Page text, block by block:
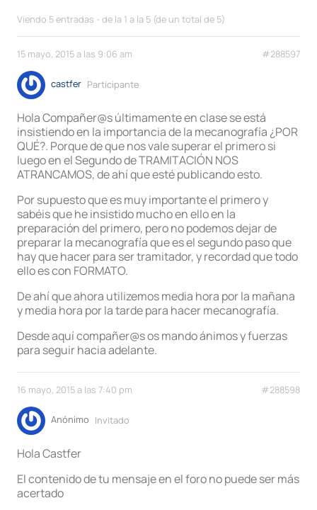
Viendo 5 entradas - de la 1 a la 5 (de un total de 5)
15 mayo, 2015 a las 9:06 am #288597
castfer Participante
Hola Compañer@s últimamente en clase se está
insistiendo en la importancia de la mecanografía ¿POR
QUÉ?. Porque de que nos vale superar el primero si
luego en el Segundo de TRAMITACIÓN NOS
ATRANCAMOS, de ahí que esté publicando esto.
Por supuesto que es muy importante el primero y
sabéis que he insistido mucho en ello en la
preparación del primero, pero no podemos dejar de
preparar la mecanografía que es el segundo paso que
hay que hacer para ser tramitador, y recordad que todo
ello es con FORMATO.
De ahí que ahora utilizemos media hora por la mañana
y media hora por la tarde para hacer mecanografía.
Desde aquí compañer@s os mando ánimos y fuerzas
para seguir hacia adelante.
16 mayo, 2015 a las 7:40 pm #288598
Anónimo Invitado
Hola Castfer
El contenido de tu mensaje en el foro no puede ser más
acertado